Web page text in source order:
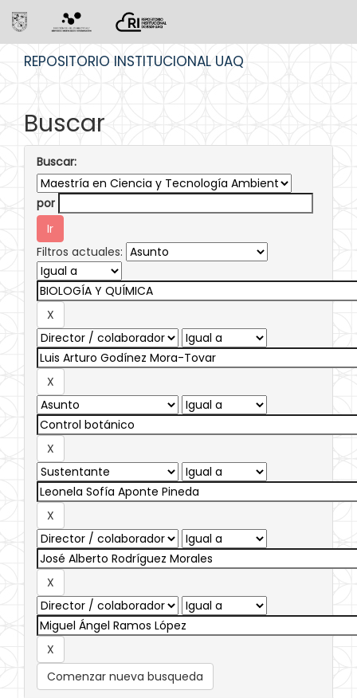
REPOSITORIO INSTITUCIONAL UAQ
Buscar
Buscar:
por
Filtros actuales:
Comenzar nueva busqueda